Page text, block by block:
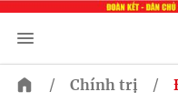
/ Chính trị /